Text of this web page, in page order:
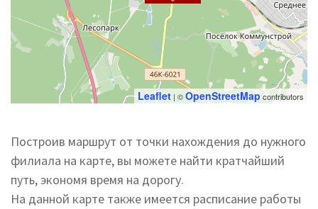
Leaflet | ©OpenStreetMapcontributors
Построив маршрут от точки нахождения до нужного
филиала на карте, вы можете найти кратчайший
путь, экономя время на дорогу.
На данной карте также имеется расписание работы